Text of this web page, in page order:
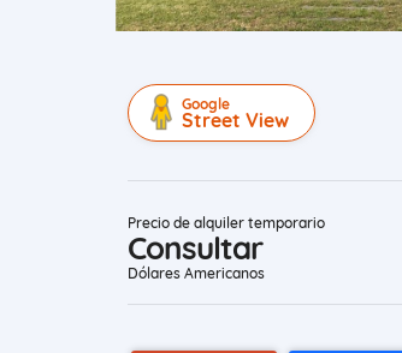
Google
Street View
Precio de alquiler temporario
Consultar
Dólares Americanos